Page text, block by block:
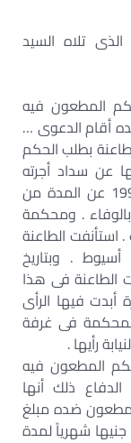
تلاه السيد
المطعون فيه
أقام الدعوى …
الطاعنة بطلب الحكم
عن سداد أجرته
شاملة الزيادة المقررة بالقانون 6 لسنة 1997 عن المدة من
تكليفها بالوفاء . ومحكمة
استأنفت الطاعنة
بالاستئناف … لسنة 76 ق أسيوط . وبتاريخ
الطاعنة فى هذا
فيها الرأى
فى غرفة
رأيها .
المطعون فيه
ذلك أنها
ضده مبلغ
ثلاثة آلاف جنيه مقدم إيجار يخصم بواقع 25 جنيها شهرياً لمدة